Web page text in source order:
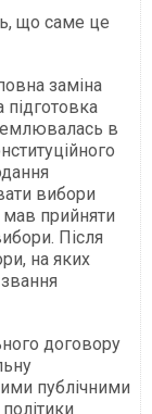
що саме це
заміна
підготовка
в
вибори
мав прийняти
Після
на яких
договору
публічними